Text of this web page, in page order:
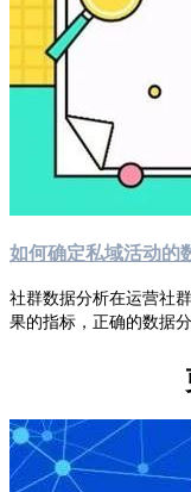
如何确定私域活动的
社群数据分析在运营社
果的指标，正确的数据